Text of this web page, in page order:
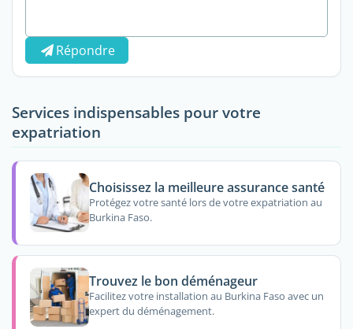
Répondre
Services indispensables pour votre
expatriation
Choisissez la meilleure assurance santé
Protégez votre santé lors de votre expatriation au
Burkina Faso.
Trouvez le bon déménageur
Facilitez votre installation au Burkina Faso avec un
expert du déménagement.